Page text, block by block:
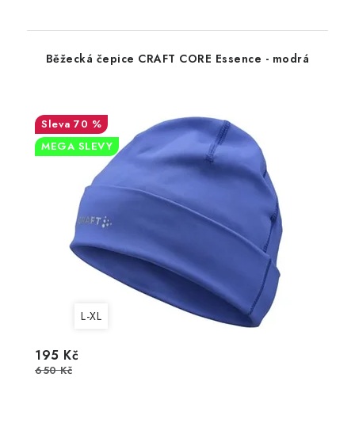
Běžecká čepice CRAFT CORE Essence - modrá
70 %
MEGA SLEVY
L-XL
195 Kč
650 Kč